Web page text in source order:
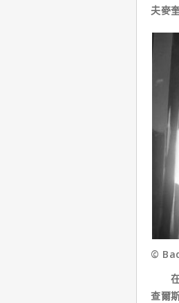
夫麥
©
在
查爾